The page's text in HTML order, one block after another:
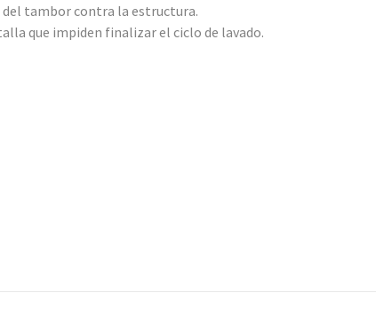
tambor contra la estructura.
que impiden finalizar el ciclo de lavado.